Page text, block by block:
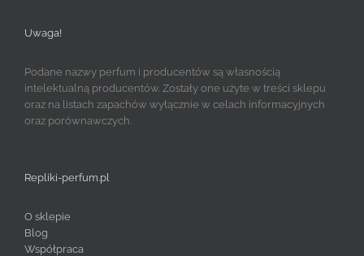
Uwaga!
Podane nazwy perfum i producentów są własnością
intelektualną producentów. Zostały one użyte w treści sklepu
oraz na listach zapachów wyłącznie w celach informacyjnych
oraz porównawczych.
Repliki-perfum.pl
O sklepie
Blog
Współpraca